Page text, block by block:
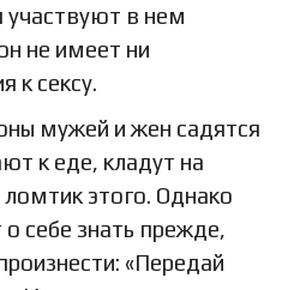
в нем
не имеет ни
к сексу.
мужей и жен садятся
к еде, кладут на
ломтик этого. Однако
себе знать прежде,
«Передай